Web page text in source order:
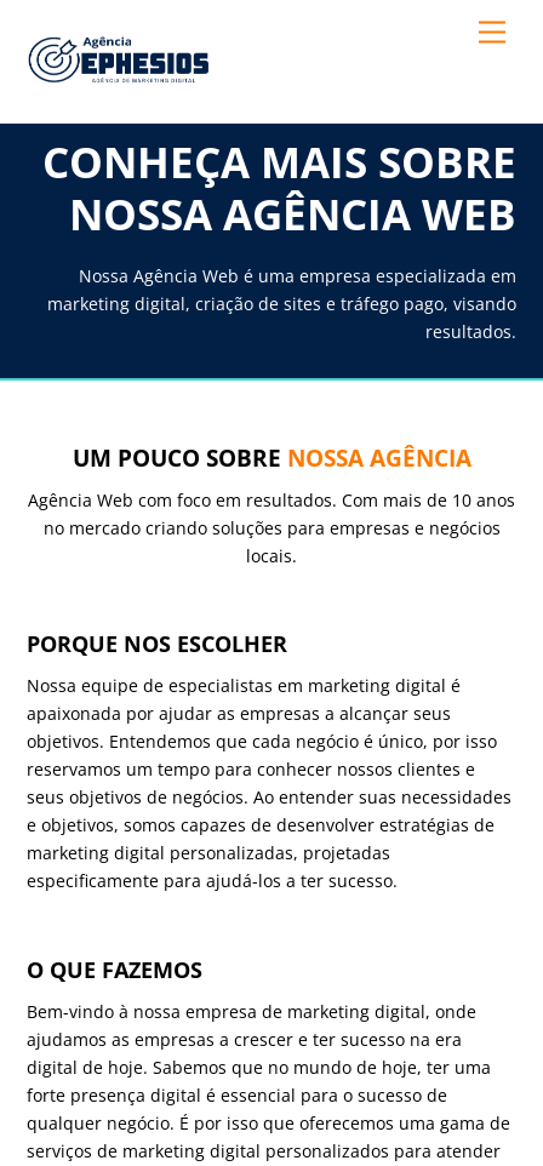
content
CONHEÇA MAIS SOBRE
NOSSA AGÊNCIA WEB
Nossa Agência Web é uma empresa especializada em
marketing digital, criação de sites e tráfego pago, visando
resultados.
UM POUCO SOBRE NOSSA AGÊNCIA
Agência Web com foco em resultados. Com mais de 10 anos
no mercado criando soluções para empresas e negócios
locais.
PORQUE NOS ESCOLHER
Nossa equipe de especialistas em marketing digital é
apaixonada por ajudar as empresas a alcançar seus
objetivos. Entendemos que cada negócio é único, por isso
reservamos um tempo para conhecer nossos clientes e
seus objetivos de negócios. Ao entender suas necessidades
e objetivos, somos capazes de desenvolver estratégias de
marketing digital personalizadas, projetadas
especificamente para ajudá-los a ter sucesso.
O QUE FAZEMOS
Bem-vindo à nossa empresa de marketing digital, onde
ajudamos as empresas a crescer e ter sucesso na era
digital de hoje. Sabemos que no mundo de hoje, ter uma
forte presença digital é essencial para o sucesso de
qualquer negócio. É por isso que oferecemos uma gama de
serviços de marketing digital personalizados para atender